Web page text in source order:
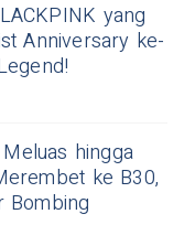
yang
Anniversary ke-
hingga
ke B30,
Bombing